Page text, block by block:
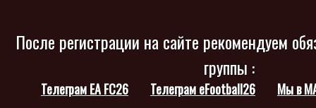
После регистрации на сайте рекомендуем
группы :
Телеграм EA FC26 Телеграм eFootball26 Мы в